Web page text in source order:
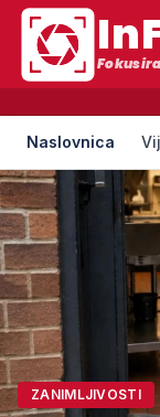
Naslovnica
ZANIMLJIVOSTI